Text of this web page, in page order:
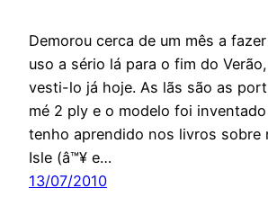
Demorou cerca de um mês a
uso a sério lá para o fim do
vesti-lo já hoje. As lãs são as
mé 2 ply e o modelo foi
tenho aprendido nos livros sobre
Isle (â™¥ e…
13/07/2010